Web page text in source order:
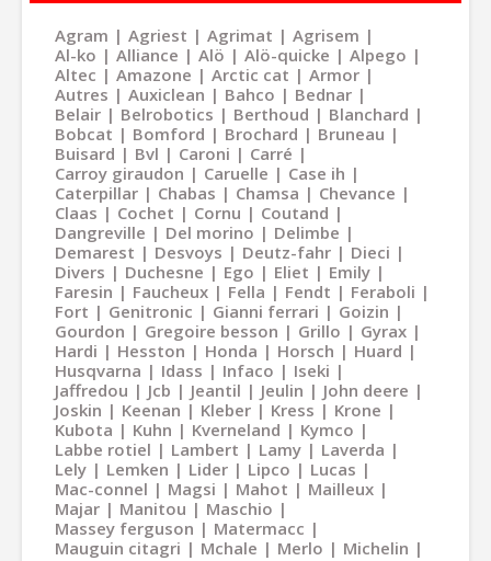
Agram Agriest Agrimat
Agrisem
Al-ko
Alliance Alö Alö-quicke
Alpego
Altec
Amazone Arctic cat
Armor
Autres
Auxiclean Bahco
Bednar
Belair
Belrobotics Berthoud
Blanchard
Bobcat
Bomford Brochard
Bruneau
Buisard
Bvl Caroni
Carré
Carroy giraudon
Caruelle
Case ih
Caterpillar
Chabas Chamsa
Chevance
Claas
Cochet Cornu
Coutand
Dangreville
Del morino
Delimbe
Demarest
Desvoys Deutz-fahr
Dieci
Divers
Duchesne Ego Eliet
Emily
Faresin
Faucheux Fella Fendt
Feraboli
Fort
Genitronic Gianni ferrari
Goizin
Gourdon
Gregoire besson Grillo
Gyrax
Hardi
Hesston Honda Horsch
Huard
Husqvarna
Idass Infaco
Iseki
Jaffredou
Jcb Jeantil Jeulin
John deere
Joskin
Keenan Kleber Kress
Krone
Kubota
Kuhn Kverneland
Kymco
Labbe rotiel
Lambert Lamy
Laverda
Lely
Lemken Lider Lipco
Lucas
Mac-connel
Magsi Mahot
Mailleux
Majar
Manitou
Maschio
Massey ferguson
Matermacc
Mauguin citagri
Mchale Merlo
Michelin